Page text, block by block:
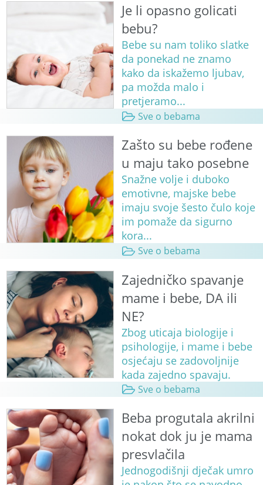
Je li opasno golicati
bebu?
Bebe su nam toliko slatke
da ponekad ne znamo
kako da iskažemo ljubav,
pa možda malo i
pretjeramo...
Sve o bebama
Zašto su bebe rođene
u maju tako posebne
Snažne volje i duboko
emotivne, majske bebe
imaju svoje šesto čulo koje
im pomaže da sigurno
kora...
Sve o bebama
Zajedničko spavanje
mame i bebe, DA ili
NE?
Zbog uticaja biologije i
psihologije, i mame i bebe
osjećaju se zadovoljnije
kada zajedno spavaju.
Sve o bebama
Beba progutala akrilni
nokat dok ju je mama
presvlačila
Jednogodišnji dječak umro